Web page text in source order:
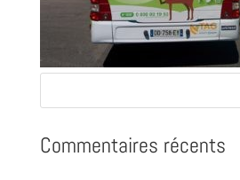
Commentaires récents